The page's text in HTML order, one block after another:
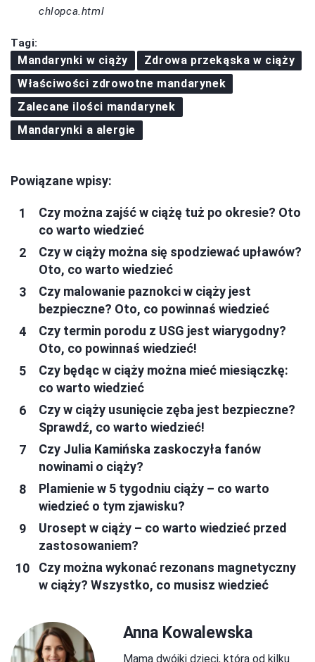
chlopca.html
Tagi:
Mandarynki w ciąży
Zdrowa przekąska w ciąży
Właściwości zdrowotne mandarynek
Zalecane ilości mandarynek
Mandarynki a alergie
Powiązane wpisy:
Czy można zajść w ciążę tuż po okresie? Oto
co warto wiedzieć
Czy w ciąży można się spodziewać upławów?
Oto, co warto wiedzieć
Czy malowanie paznokci w ciąży jest
bezpieczne? Oto, co powinnaś wiedzieć
Czy termin porodu z USG jest wiarygodny?
Oto, co powinnaś wiedzieć!
Czy będąc w ciąży można mieć miesiączkę:
co warto wiedzieć
Czy w ciąży usunięcie zęba jest bezpieczne?
Sprawdź, co warto wiedzieć!
Czy Julia Kamińska zaskoczyła fanów
nowinami o ciąży?
Plamienie w 5 tygodniu ciąży – co warto
wiedzieć o tym zjawisku?
Urosept w ciąży – co warto wiedzieć przed
zastosowaniem?
Czy można wykonać rezonans magnetyczny
w ciąży? Wszystko, co musisz wiedzieć
Anna Kowalewska
Mama dwójki dzieci, która od kilku